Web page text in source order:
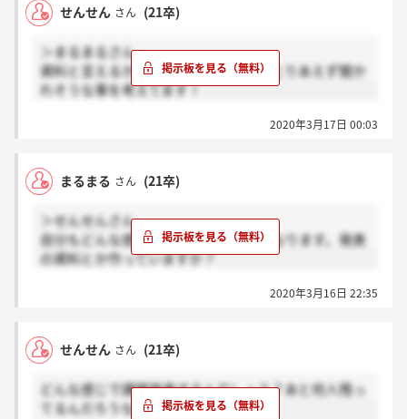
せんせん さん (21卒)
＞まるまるさん
資料と言えるかわかんないですけど、とりあえず聞か
れそうな事を考えてます！
2020年3月17日 00:03
まるまる さん (21卒)
＞せんせんさん
自分もどんな感じで発表するのか気になります。発表
の資料とか作っていますか？
2020年3月16日 22:35
せんせん さん (21卒)
どんな感じで課題発表するんでしょう？あと何人残っ
てるんだろうなぁ、、、